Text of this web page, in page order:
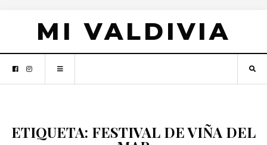
MI VALDIVIA
ETIQUETA: FESTIVAL DE VIÑA DEL